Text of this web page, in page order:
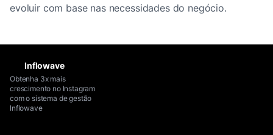
evoluir com base nas necessidades do negócio.
Inflowave
Obtenha 3x mais
crescimento no Instagram
com o sistema de gestão
Inflowave